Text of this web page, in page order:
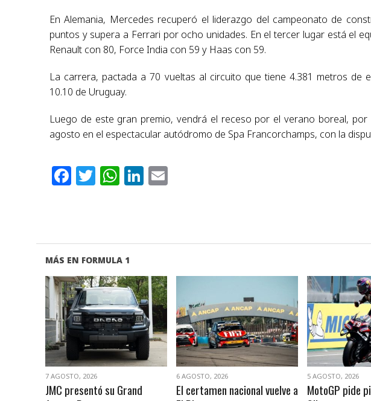
En Alemania, Mercedes recuperó el liderazgo del campeonato de
puntos y supera a Ferrari por ocho unidades. En el tercer lugar está el
Renault con 80, Force India con 59 y Haas con 59.
La carrera, pactada a 70 vueltas al circuito que tiene 4.381 metros de
10.10 de Uruguay.
Luego de este gran premio, vendrá el receso por el verano boreal,
agosto en el espectacular autódromo de Spa Francorchamps, con la
Facebook
Twitter
WhatsApp
LinkedIn
MÁS EN FORMULA 1
VER NOTA
7 AGOSTO, 2026
JMC presentó su Grand
VER NOTA
6 AGOSTO, 2026
El certamen nacional vuelve a
VER
5 AGOSTO, 2026
MotoGP pide